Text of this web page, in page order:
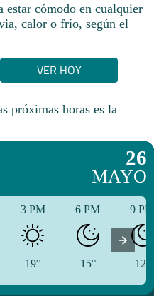
estar cómodo en cualquier
calor o frío, según el
VER HOY
próximas horas es la
26
MAYO
3 PM
19°
6 PM
15°
9
12°